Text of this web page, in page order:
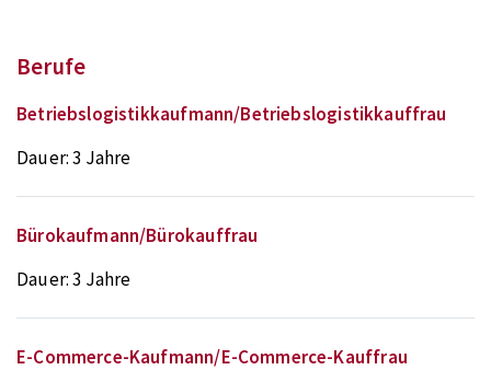
Berufe
Betriebslogistikkaufmann/Betriebslogistikkauffrau
Dauer:3 Jahre
Bürokaufmann/Bürokauffrau
Dauer:3 Jahre
E-Commerce-Kaufmann/E-Commerce-Kauffrau